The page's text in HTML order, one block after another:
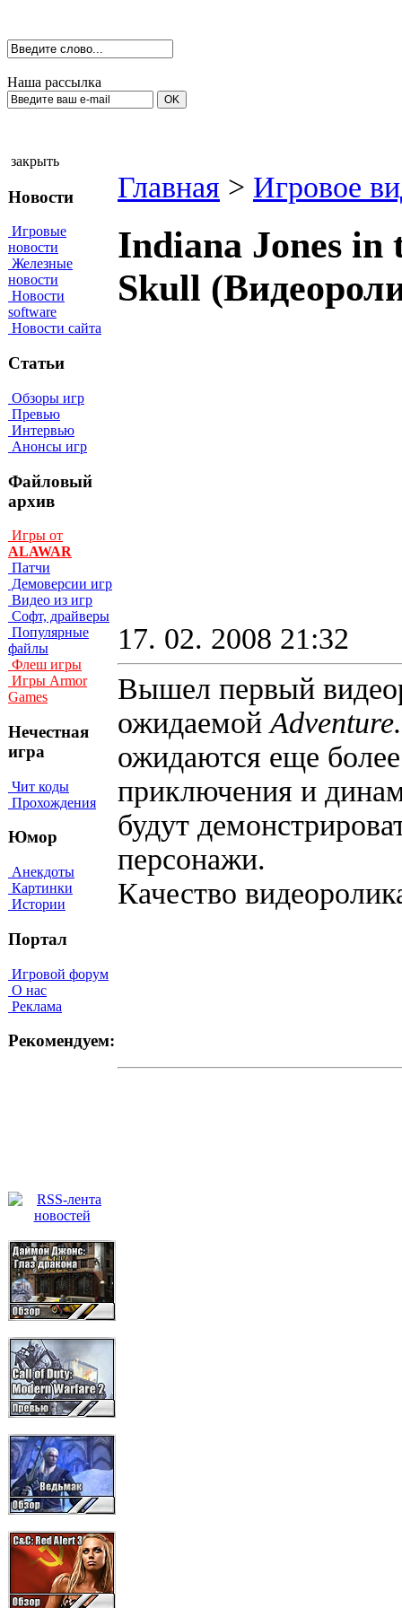
Наша рассылка
закрыть
Новости
Игровые
новости
Железные
новости
Новости
software
Новости сайта
Статьи
Обзоры игр
Превью
Интервью
Анонсы игр
Файловый
архив
Игры от
ALAWAR
Патчи
Демоверсии игр
Видео из игр
Софт, драйверы
Популярные
файлы
Флеш игры
Игры Armor
Games
Нечестная
игра
Чит коды
Прохождения
Юмор
Анекдоты
Картинки
Истории
Портал
Игровой форум
О нас
Реклама
Рекомендуем:
Главная > Игровое
Indiana Jones
Skull
17. 02. 2008 21:32
Вышел первый
ожидаемой
ожидаются еще
приключения и
будут
персонажи.
Качество